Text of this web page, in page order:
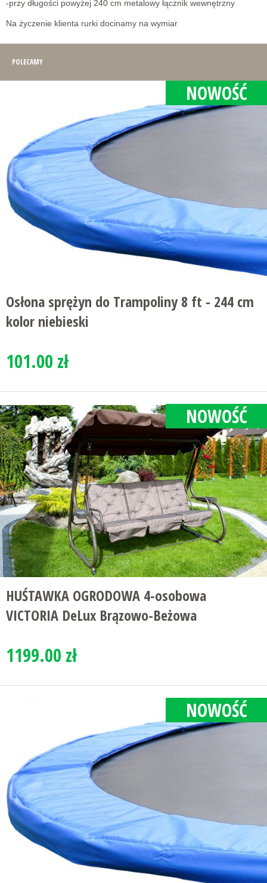
-przy długości powyżej 240 cm metalowy łącznik wewnętrzny
Na życzenie klienta rurki docinamy na wymiar
POLECAMY
NOWOŚĆ
Osłona sprężyn do Trampoliny 8 ft - 244 cm
kolor niebieski
101.00 zł
NOWOŚĆ
HUŚTAWKA OGRODOWA 4-osobowa
VICTORIA DeLux Brązowo-Beżowa
1199.00 zł
NOWOŚĆ